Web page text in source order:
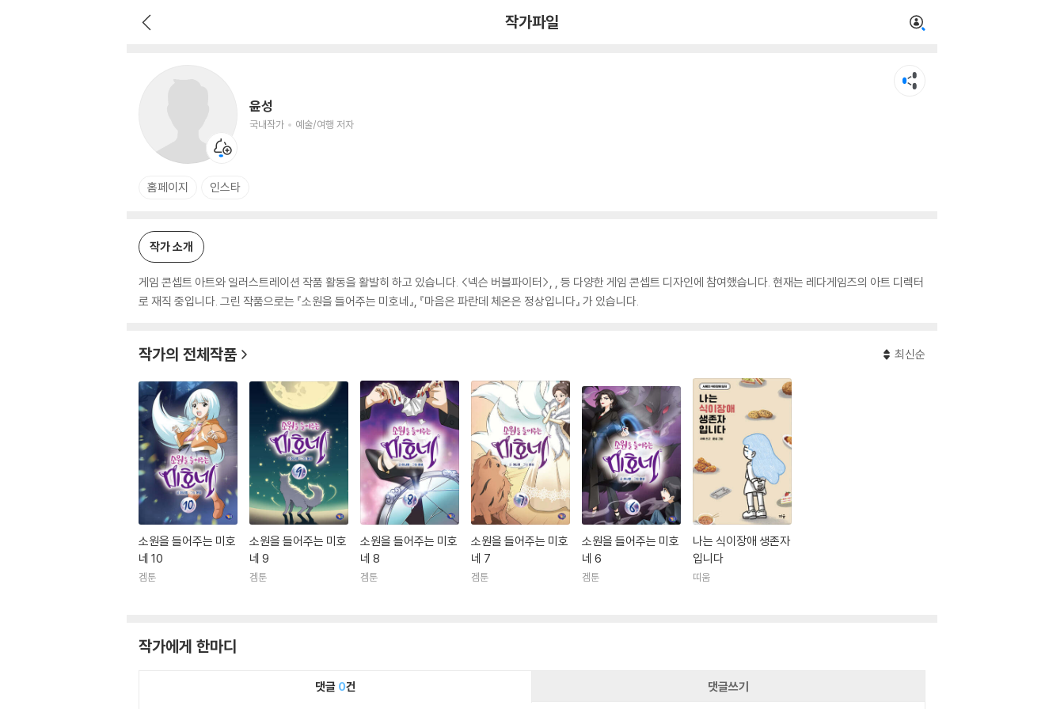
작가파일
윤성
국내작가 예술/여행 저자
홈페이지 인스타
작가 소개
게임 콘셉트 아트와 일러스트레이션 작품 활동을 활발히 하고 있습니다. <넥슨 버블파이터>, , 등 다양한 게임 콘셉트 디자인에 참여했습니다. 현재는 레다게임즈의 아트 디렉터
로 재직 중입니다. 그린 작품으로는 『소원을 들어주는 미호네』, 『마음은 파란데 체온은 정상입니다』 가 있습니다.
작가의 전체작품 최신순
소원을 들어주는 미호
네 10
겜툰
소원을 들어주는 미호
네 9
겜툰
소원을 들어주는 미호
네 8
겜툰
소원을 들어주는 미호
네 7
겜툰
소원을 들어주는 미호
네 6
겜툰
나는 식이장애 생존자
입니다
띠움
작가에게 한마디
댓글 0건 댓글쓰기